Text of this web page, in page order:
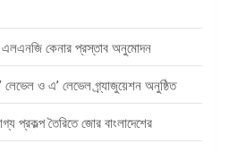
কেনার প্রস্তাব অনুমোদন
লেভেল ও এ’ লেভেল গ্র্যাজুয়েশন অনুষ্ঠিত
প্রকল্প তৈরিতে জোর বাংলাদেশের